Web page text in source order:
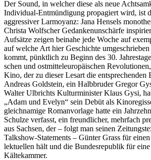
Der Sound, in welcher diese als neue
Individual-Entmün­digung propa­giert wird, ist
aggres­siver Larmoyanz: Jana Hensels
Christa Wolfscher Gedan­ken­un­schärfe
Aufsätze zeigen beinahe jede Woche auf
auf welche Art hier Geschichte
kommt, pünktlich zu Beginn des 30.
schen und ostmit­tel­eu­ro­päi­schen
Kino, der zu dieser Lesart die entspre­chenden
Andreas Goldstein, ein Halbbruder Gregor
Walter Ulbrichts Kultur­mi­nister Klaus Gysi,
„Adam und Evelyn“ sein Debüt als
gleich­namige Roman­vorlage hatte ein
Schulze verfasst, ein freund­licher, mehrfach
aus Sachsen, der – folgt man seinen
Talkshow-State­ments – Günter Grass für
lek­tu­ellen hält und die Bundes­re­publik für
Kältekammer.